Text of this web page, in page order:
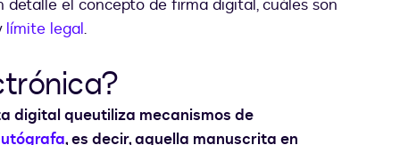
el concepto de firma digital, cuáles son
límite legal.
digital queutiliza mecanismos de
, es decir, aquella manuscrita en